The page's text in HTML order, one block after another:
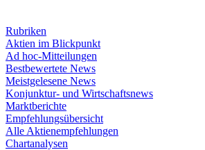
Rubriken
Aktien im Blickpunkt
Ad hoc-Mitteilungen
Bestbewertete News
Meistgelesene News
Konjunktur- und Wirtschaftsnews
Marktberichte
Empfehlungsübersicht
Alle Aktienempfehlungen
Chartanalysen